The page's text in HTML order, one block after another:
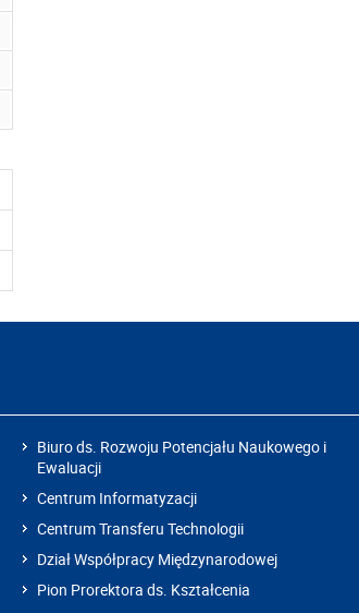
Biuro ds. Rozwoju Potencjału Naukowego i
Ewaluacji
Centrum Informatyzacji
Centrum Transferu Technologii
Dział Współpracy Międzynarodowej
Pion Prorektora ds. Kształcenia